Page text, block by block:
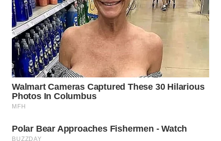
WN
SOLO
WN
BOROBUDUR
WN
MADURA
WN